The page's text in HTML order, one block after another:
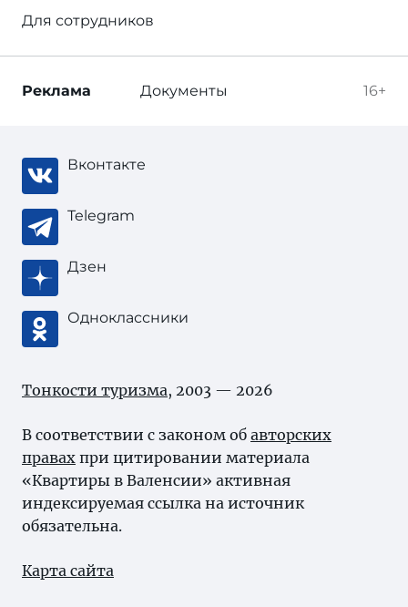
Для сотрудников
16+
Реклама Документы
Вконтакте
Telegram
Дзен
Одноклассники
Тонкости туризма, 2003 — 2026
В соответствии с законом об авторских
правах при цитировании материала
«Квартиры в Валенсии» активная
индексируемая ссылка на источник
обязательна.
Карта сайта